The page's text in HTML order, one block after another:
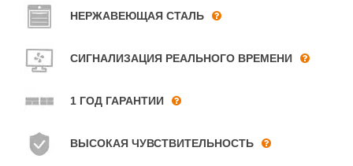
НЕРЖАВЕЮЩАЯ СТАЛЬ
СИГНАЛИЗАЦИЯ РЕАЛЬНОГО ВРЕМЕНИ
1 ГОД ГАРАНТИИ
ВЫСОКАЯ ЧУВСТВИТЕЛЬНОСТЬ